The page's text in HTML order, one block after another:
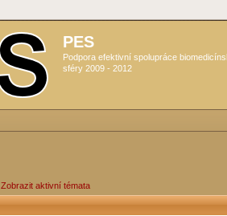
PES
Podpora efektivní spolupráce
sféry 2009 - 2012
Zobrazit aktivní témata